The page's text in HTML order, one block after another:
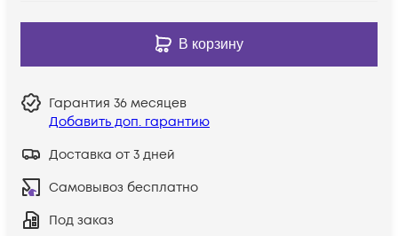
В корзину
Гарантия 36 месяцев
Добавить доп. гарантию
Доставка от 3 дней
Самовывоз бесплатно
Под заказ